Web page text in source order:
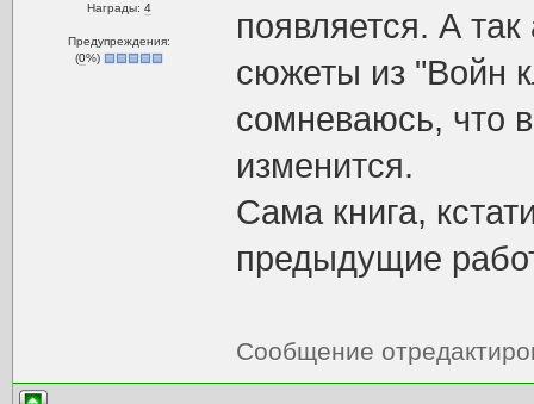
Награды: 4
Предупреждения:
(0%)
появляется. А
сюжеты из "Войн
сомневаюсь, что
изменится.
Сама книга,
предыдущие
Сообщение